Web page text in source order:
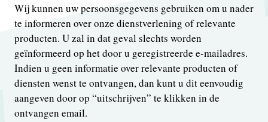
Wij kunnen uw persoonsgegevens gebruiken om u nader
te informeren over onze dienstverlening of relevante
producten. U zal in dat geval slechts worden
geïnformeerd op het door u geregistreerde e-mailadres.
Indien u geen informatie over relevante producten of
diensten wenst te ontvangen, dan kunt u dit eenvoudig
aangeven door op “uitschrijven” te klikken in de
ontvangen email.